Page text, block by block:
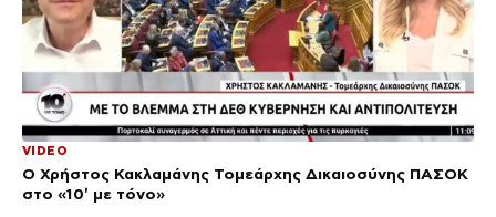
VIDEO
Ο Χρήστος Κακλαμάνης Τομεάρχης Δικαιοσύνης ΠΑΣΟΚ
στο «10′ με τόνο»